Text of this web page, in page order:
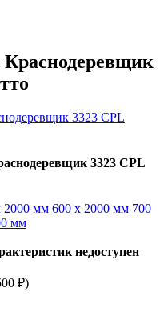
3323 CPL
2000 мм 600 x 2000 мм 700
мм
недоступен
₽)